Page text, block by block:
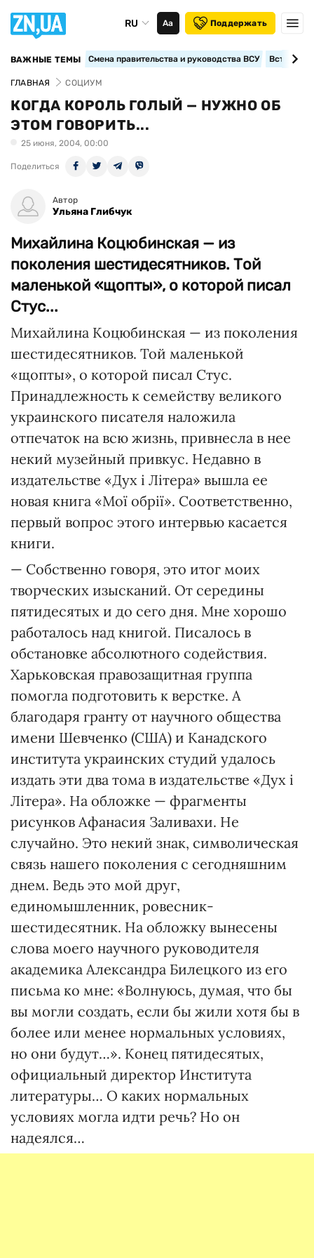
RU Аа Поддержать
ВАЖНЫЕ ТЕМЫ Смена правительства и руководства ВСУ
ГЛАВНАЯ СОЦИУМ
КОГДА КОРОЛЬ ГОЛЫЙ — НУЖНО ОБ
ЭТОМ ГОВОРИТЬ...
25 июня, 2004, 00:00
Поделиться
Автор
Ульяна Глибчук
Михайлина Коцюбинская — из
поколения шестидесятников. Той
маленькой «щопты», о которой писал
Стус...
Михайлина Коцюбинская — из поколения
шестидесятников. Той маленькой
«щопты», о которой писал Стус.
Принадлежность к семейству великого
украинского писателя наложила
отпечаток на всю жизнь, привнесла в нее
некий музейный привкус. Недавно в
издательстве «Дух і Літера» вышла ее
новая книга «Мої обрії». Соответственно,
первый вопрос этого интервью касается
книги.
— Собственно говоря, это итог моих
творческих изысканий. От середины
пятидесятых и до сего дня. Мне хорошо
работалось над книгой. Писалось в
обстановке абсолютного содействия.
Харьковская правозащитная группа
помогла подготовить к верстке. А
благодаря гранту от научного общества
имени Шевченко (США) и Канадского
института украинских студий удалось
издать эти два тома в издательстве «Дух і
Літера». На обложке — фрагменты
рисунков Афанасия Заливахи. Не
случайно. Это некий знак, символическая
связь нашего поколения с сегодняшним
днем. Ведь это мой друг,
единомышленник, ровесник-
шестидесятник. На обложку вынесены
слова моего научного руководителя
академика Александра Билецкого из его
письма ко мне: «Волнуюсь, думая, что бы
вы могли создать, если бы жили хотя бы в
более или менее нормальных условиях,
но они будут…». Конец пятидесятых,
официальный директор Института
литературы… О каких нормальных
условиях могла идти речь? Но он
надеялся…